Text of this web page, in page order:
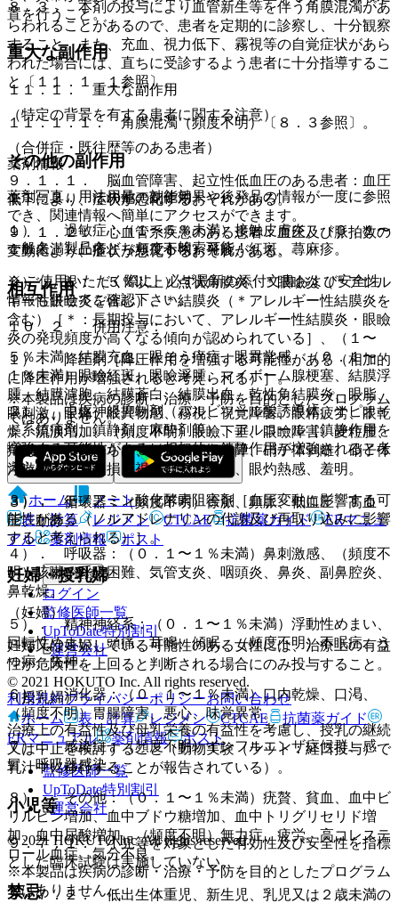
８．３． 本剤の投与により血管新生等を伴う角膜混濁があ
らわれることがあるので、患者を定期的に診察し、十分観察
すること。また、充血、視力低下、霧視等の自覚症状があら
われた場合には、直ちに受診するよう患者に十分指導するこ
と〔１１．１．１参照〕。
（特定の背景を有する患者に関する注意）
（合併症・既往歴等のある患者）
９．１．１． 脳血管障害、起立性低血圧のある患者：血圧
低下により、症状が悪化するおそれがある。
９．１．２． 心血管系疾患のある患者：血圧及び脈拍数の
変動により、症状が悪化するおそれがある。
相互作用
１０．２． 併用注意：
１）． 降圧剤［降圧作用を増強する可能性がある（相加的
に降圧作用が増強されると考えられる）］。
２）． 中枢神経抑制剤（バルビツール酸誘導体、オピオイ
ド系鎮痛剤、鎮静剤、麻酔剤等）、アルコール［鎮静作用を
増強する可能性がある（相加的に鎮静作用が増強されると考
えられる）］。
３）． モノアミン酸化酵素阻害剤［血圧変動に影響する可
能性がある（ノルアドレナリンの代謝及び再取り込みに影響
すると考えられる）］。
妊婦・授乳婦
（妊婦）
妊婦又は妊娠している可能性のある女性には、治療上の有益
性が危険性を上回ると判断される場合にのみ投与すること。
（授乳婦）
治療上の有益性及び母乳栄養の有益性を考慮し、授乳の継続
又は中止を検討すること（動物実験（ラット：経口投与）で
乳汁中に移行することが報告されている）。
小児等
９．７．１． 小児等を対象とした有効性及び安全性を指標
とした臨床試験は実施していない。
９．７．２． 低出生体重児、新生児、乳児又は２歳未満の
置を行うこと。
重大な副作用
１１．１． 重大な副作用
１１．１．１． 角膜混濁（頻度不明）〔８．３参照〕。
その他の副作用
１１．２． その他の副作用
１）． 過敏症：（１〜５％未満）接触皮膚炎、（０．１〜
１％未満）丘疹、（頻度不明）発疹、紅斑、蕁麻疹。
２）． 眼：（５％以上）点状角膜炎、＊眼瞼炎（＊アレル
ギー性眼瞼炎を含む）、＊結膜炎（＊アレルギー性結膜炎を
含む）［＊：長期投与において、アレルギー性結膜炎・眼瞼
炎の発現頻度が高くなる傾向が認められている］、（１〜
５％未満）結膜充血、眼そう痒症、眼異常感、（０．１〜
１％未満）眼瞼紅斑、眼瞼浮腫、マイボーム腺梗塞、結膜浮
腫、結膜濾胞、結膜蒼白、結膜出血、乾性角結膜炎、眼脂、
眼刺激、眼痛、眼異物感、霧視、視覚障害、眼精疲労、眼乾
燥、流涙増加、（頻度不明）眼瞼下垂、眼瞼障害、麦粒腫、
角膜炎、角膜びらん、虹彩炎、白内障、硝子体剥離、硝子体
浮遊物、視野欠損、視力低下、縮瞳、眼灼熱感、羞明。
３）． 循環器：（頻度不明）徐脈、頻脈、低血圧、高血
圧、動悸。
４）． 呼吸器：（０．１〜１％未満）鼻刺激感、（頻度不
明）咳嗽、呼吸困難、気管支炎、咽頭炎、鼻炎、副鼻腔炎、
鼻乾燥。
５）． 精神神経系：（０．１〜１％未満）浮動性めまい、
回転性めまい、頭痛、耳鳴、傾眠、（頻度不明）不眠症、う
つ病、失神。
６）． 消化器：（０．１〜１％未満）口内乾燥、口渇、
（頻度不明）胃腸障害、悪心、味覚異常。
７）． 感染症：（頻度不明）インフルエンザ症候群、感
冒、呼吸器感染。
８）． その他：（０．１〜１％未満）疣贅、貧血、血中ビ
リルビン増加、血中ブドウ糖増加、血中トリグリセリド増
加、血中尿酸増加、（頻度不明）無力症、疲労、高コレステ
ロール血症、気分不良。
禁忌
薬剤情報
薬剤写真、用法用量、効能効果や後発品の情報が一度に参照
でき、関連情報へ簡単にアクセスができます。
一般名、製品名どちらでも検索可能！
※ ご使用いただく際に、必ず最新の添付文書および安全性
情報も併せてご確認下さい。
※本製品は疾病の診断・治療・予防を目的としたプログラム
ではありません。
ホーム
ノート
表・計算
レジメン CTCAE 抗菌薬ガイド
ERマニュ
アル
薬剤情報 ポスト
新規登録
ログイン
監修医師一覧
UpToDate特別割引
運営会社
© 2021 HOKUTO Inc. All rights reserved.
利用規約プライバシーポリシーお問い合わせ
ホーム
表・計算 レジメン CTCAE
抗菌薬ガイド
ERマニュアル
薬剤情報 ポスト
監修医師一覧
UpToDate特別割引
運営会社
© 2021 HOKUTO Inc. All rights reserved.
※本製品は疾病の診断・治療・予防を目的としたプログラム
ではありません。